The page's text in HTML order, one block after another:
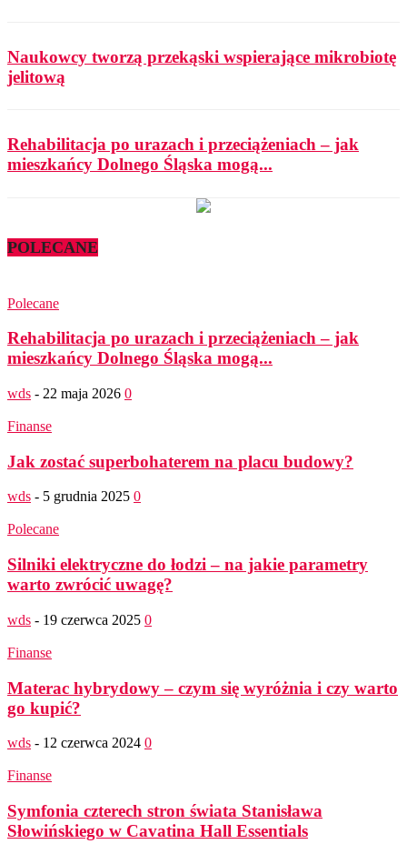
Naukowcy tworzą przekąski wspierające mikrobiotę
jelitową
Rehabilitacja po urazach i przeciążeniach – jak
mieszkańcy Dolnego Śląska mogą...
POLECANE
Polecane
Rehabilitacja po urazach i przeciążeniach – jak
mieszkańcy Dolnego Śląska mogą...
wds - 22 maja 2026 0
Finanse
Jak zostać superbohaterem na placu budowy?
wds - 5 grudnia 2025 0
Polecane
Silniki elektryczne do łodzi – na jakie parametry
warto zwrócić uwagę?
wds - 19 czerwca 2025 0
Finanse
Materac hybrydowy – czym się wyróżnia i czy warto
go kupić?
wds - 12 czerwca 2024 0
Finanse
Symfonia czterech stron świata Stanisława
Słowińskiego w Cavatina Hall Essentials